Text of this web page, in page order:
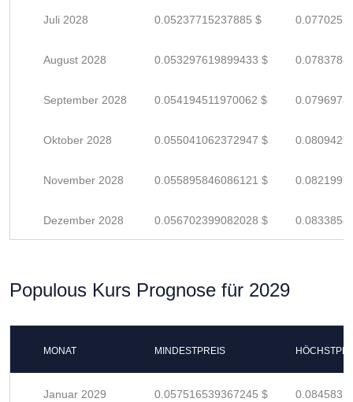
Juli 2028 0.05237715237885 $
August 2028 0.053297619899433 $
September 2028 0.054194511970062 $
Oktober 2028 0.055041062372947 $
November 2028 0.055895846086121 $
Dezember 2028 0.056702399082028 $
Populous Kurs Prognose für 2029
MONAT MINDESTPREIS
Januar 2029 0.057516539367245 $